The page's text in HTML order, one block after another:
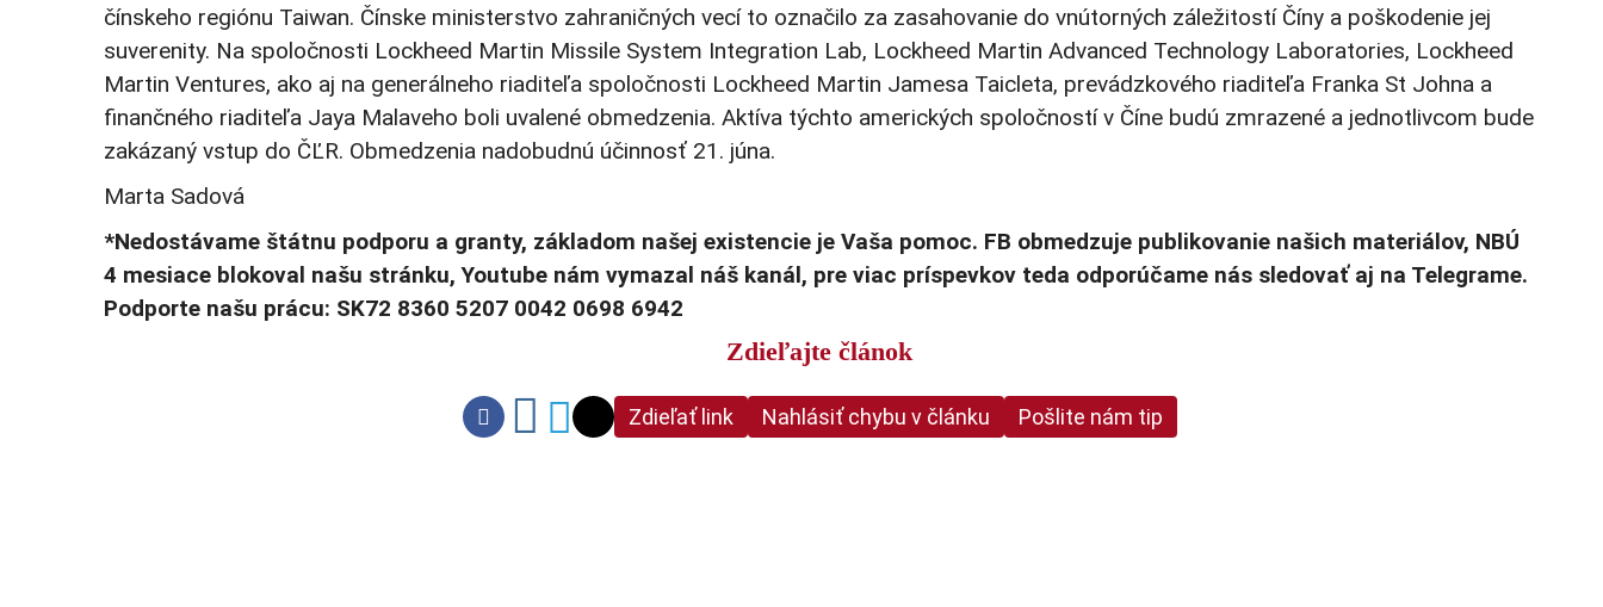
čínskeho regiónu Taiwan. Čínske ministerstvo zahraničných vecí to označilo za zasahovanie do vnútorných záležitostí Číny a poškodenie jej
suverenity. Na spoločnosti Lockheed Martin Missile System Integration Lab, Lockheed Martin Advanced Technology Laboratories, Lockheed
Martin Ventures, ako aj na generálneho riaditeľa spoločnosti Lockheed Martin Jamesa Taicleta, prevádzkového riaditeľa Franka St Johna a
finančného riaditeľa Jaya Malaveho boli uvalené obmedzenia. Aktíva týchto amerických spoločností v Číne budú zmrazené a jednotlivcom bude
zakázaný vstup do ČĽR. Obmedzenia nadobudnú účinnosť 21. júna.
Marta Sadová
*Nedostávame štátnu podporu a granty, základom našej existencie je Vaša pomoc. FB obmedzuje publikovanie našich materiálov, NBÚ
4 mesiace blokoval našu stránku, Youtube nám vymazal náš kanál, pre viac príspevkov teda odporúčame nás sledovať aj na Telegrame.
Podporte našu prácu: SK72 8360 5207 0042 0698 6942
Zdieľajte článok
Zdieľať link Nahlásiť chybu v článku Pošlite nám tip